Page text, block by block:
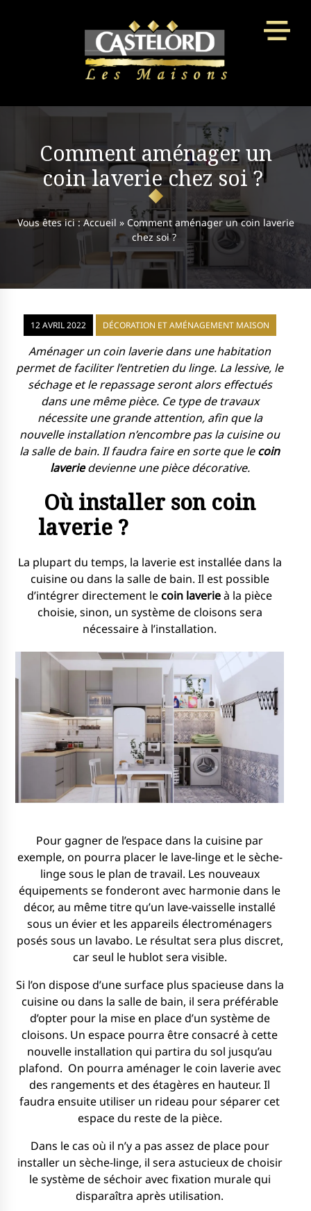
Comment aménager un
coin laverie chez soi ?
Vous êtes ici : Accueil » Comment aménager un coin laverie
chez soi ?
12 AVRIL 2022 DÉCORATION ET AMÉNAGEMENT MAISON
Aménager un coin laverie dans une habitation
permet de faciliter l’entretien du linge. La lessive, le
séchage et le repassage seront alors effectués
dans une même pièce. Ce type de travaux
nécessite une grande attention, afin que la
nouvelle installation n’encombre pas la cuisine ou
la salle de bain. Il faudra faire en sorte que lecoin
laveriedevienne une pièce décorative.
Où installer son coin
laverie ?
La plupart du temps, la laverie est installée dans la
cuisine ou dans la salle de bain. Il est possible
d’intégrer directement lecoin laverieà la pièce
choisie, sinon, un système de cloisons sera
nécessaire à l’installation.
Pour gagner de l’espace dans la cuisine par
exemple, on pourra placer le lave-linge et le sèche-
linge sous le plan de travail. Les nouveaux
équipements se fonderont avec harmonie dans le
décor, au même titre qu’un lave-vaisselle installé
sous un évier et les appareils électroménagers
posés sous un lavabo. Le résultat sera plus discret,
car seul le hublot sera visible.
Si l’on dispose d’une surface plus spacieuse dans la
cuisine ou dans la salle de bain, il sera préférable
d’opter pour la mise en place d’un système de
cloisons. Un espace pourra être consacré à cette
nouvelle installation qui partira du sol jusqu’au
plafond. On pourra aménager le coin laverie avec
des rangements et des étagères en hauteur. Il
faudra ensuite utiliser un rideau pour séparer cet
espace du reste de la pièce.
Dans le cas où il n’y a pas assez de place pour
installer un sèche-linge, il sera astucieux de choisir
le système de séchoir avec fixation murale qui
disparaîtra après utilisation.